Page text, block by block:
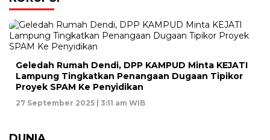
Geledah Rumah Dendi, DPP KAMPUD Minta KEJATI
Lampung Tingkatkan Penangaan Dugaan Tipikor
Proyek SPAM Ke Penyidikan
27 September 2025 | 3:11 am WIB